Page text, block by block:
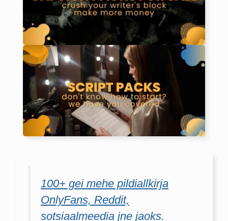
100+ gei mehe pildiallkirja
OnlyFans, Reddit,
sotsiaalmeedia jne jaoks.